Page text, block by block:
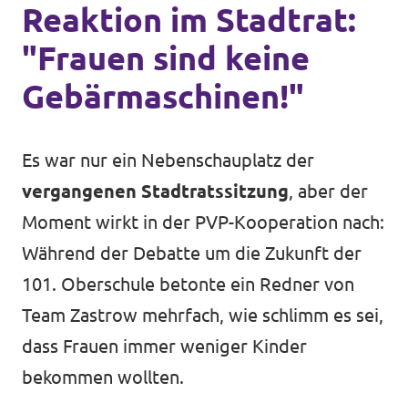
Volt Leipzig
Volt Chemnitz
Volt Deutschland
Volt in deinem Bundesland
Volt Deutschland Merchandise Shop
Programm
Über Volt
Neuigkeiten
Volt im Dresdner Stadtrat
Presse
Reaktion im Stadtrat:
"Frauen sind keine
Gebärmaschinen!"
Es war nur ein Nebenschauplatz der
vergangenen Stadtratssitzung, aber der
Moment wirkt in der PVP-Kooperation nach:
Während der Debatte um die Zukunft der
101. Oberschule betonte ein Redner von
Team Zastrow mehrfach, wie schlimm es sei,
dass Frauen immer weniger Kinder
bekommen wollten.